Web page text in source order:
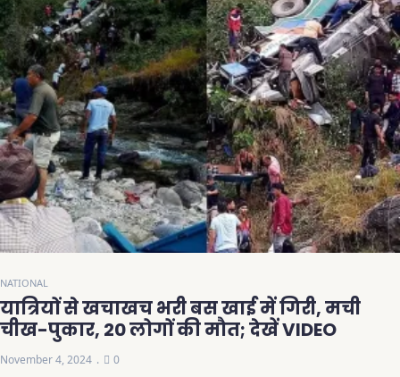
NATIONAL
यात्रियों से खचाखच भरी बस खाई में गिरी, मची
चीख-पुकार, 20 लोगों की मौत; देखें VIDEO
November 4, 2024 0